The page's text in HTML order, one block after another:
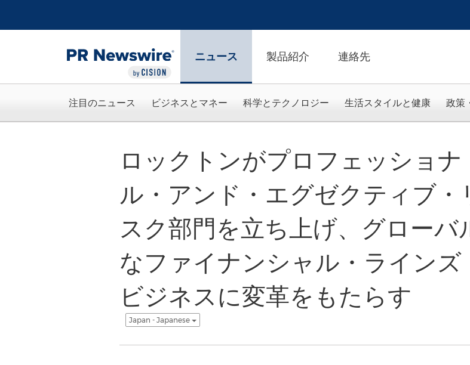
ニュース 製品紹介 連絡先
注目のニュース ビジネスとマネー 科学とテクノロジー 生活スタイルと健康 政策
ロックトンがプロフェッショナ
ル・アンド・エグゼクティブ・
スク部門を立ち上げ、グローバ
なファイナンシャル・ラインズ
ビジネスに変革をもたらす
Japan - Japanese